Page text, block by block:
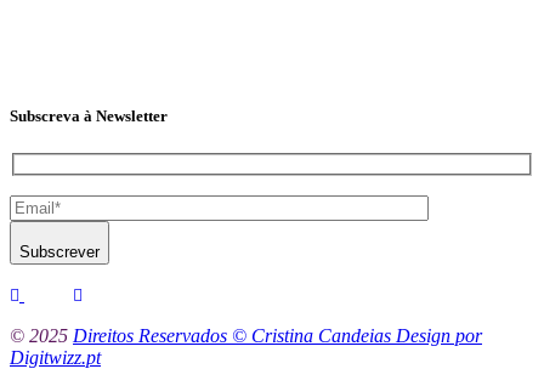
Subscreva à Newsletter
Subscrever
© 2025 Direitos Reservados © Cristina Candeias Design por
Digitwizz.pt